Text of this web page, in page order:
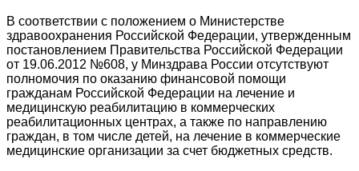
В соответствии с положением о Министерстве
здравоохранения Российской Федерации, утвержденным
постановлением Правительства Российской Федерации
от 19.06.2012 №608, у Минздрава России отсутствуют
полномочия по оказанию финансовой помощи
гражданам Российской Федерации на лечение и
медицинскую реабилитацию в коммерческих
реабилитационных центрах, а также по направлению
граждан, в том числе детей, на лечение в коммерческие
медицинские организации за счет бюджетных средств.